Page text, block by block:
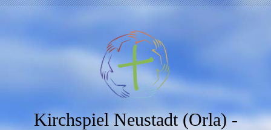
Kirchspiel Neustadt (Orla) -